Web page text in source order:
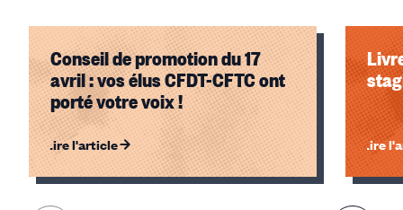
Conseil de promotion du 17
avril : vos élus CFDT-CFTC ont
porté votre voix !
Lire l'article Lire